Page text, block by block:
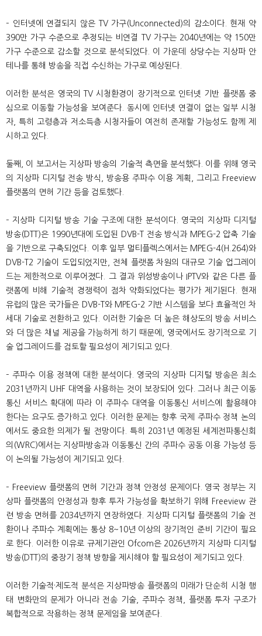
– 인터넷에 연결되지 않은 TV 가구(Unconnected)의 감소이다. 현재 약
390만 가구 수준으로 추정되는 비연결 TV 가구는 2040년에는 약 150만
가구 수준으로 감소할 것으로 분석되었다. 이 가운데 상당수는 지상파 안
테나를 통해 방송을 직접 수신하는 가구로 예상된다.
이러한 분석은 영국의 TV 시청환경이 장기적으로 인터넷 기반 플랫폼 중
심으로 이동할 가능성을 보여준다. 동시에 인터넷 연결이 없는 일부 시청
자, 특히 고령층과 저소득층 시청자들이 여전히 존재할 가능성도 함께 제
시하고 있다.
둘째, 이 보고서는 지상파 방송의 기술적 측면을 분석했다. 이를 위해 영국
의 지상파 디지털 전송 방식, 방송용 주파수 이용 계획, 그리고 Freeview
플랫폼의 면허 기간 등을 검토했다.
– 지상파 디지털 방송 기술 구조에 대한 분석이다. 영국의 지상파 디지털
방송(DTT)은 1990년대에 도입된 DVB-T 전송 방식과 MPEG-2 압축 기술
을 기반으로 구축되었다. 이후 일부 멀티플렉스에서는 MPEG-4(H.264)와
DVB-T2 기술이 도입되었지만, 전체 플랫폼 차원의 대규모 기술 업그레이
드는 제한적으로 이루어졌다. 그 결과 위성방송이나 IPTV와 같은 다른 플
랫폼에 비해 기술적 경쟁력이 점차 약화되었다는 평가가 제기된다. 현재
유럽의 많은 국가들은 DVB-T와 MPEG-2 기반 시스템을 보다 효율적인 차
세대 기술로 전환하고 있다. 이러한 기술은 더 높은 해상도의 방송 서비스
와 더 많은 채널 제공을 가능하게 하기 때문에, 영국에서도 장기적으로 기
술 업그레이드를 검토할 필요성이 제기되고 있다.
– 주파수 이용 정책에 대한 분석이다. 영국의 지상파 디지털 방송은 최소
2031년까지 UHF 대역을 사용하는 것이 보장되어 있다. 그러나 최근 이동
통신 서비스 확대에 따라 이 주파수 대역을 이동통신 서비스에 활용해야
한다는 요구도 증가하고 있다. 이러한 문제는 향후 국제 주파수 정책 논의
에서도 중요한 의제가 될 전망이다. 특히 2031년 예정된 세계전파통신회
의(WRC)에서는 지상파방송과 이동통신 간의 주파수 공동 이용 가능성 등
이 논의될 가능성이 제기되고 있다.
– Freeview 플랫폼의 면허 기간과 정책 안정성 문제이다. 영국 정부는 지
상파 플랫폼의 안정성과 향후 투자 가능성을 확보하기 위해 Freeview 관
련 방송 면허를 2034년까지 연장하였다. 지상파 디지털 플랫폼의 기술 전
환이나 주파수 계획에는 통상 8~10년 이상의 장기적인 준비 기간이 필요
로 한다. 이러한 이유로 규제기관인 Ofcom은 2026년까지 지상파 디지털
방송(DTT)의 중장기 정책 방향을 제시해야 할 필요성이 제기되고 있다.
이러한 기술적·제도적 분석은 지상파방송 플랫폼의 미래가 단순히 시청 행
태 변화만의 문제가 아니라 전송 기술, 주파수 정책, 플랫폼 투자 구조가
복합적으로 작용하는 정책 문제임을 보여준다.